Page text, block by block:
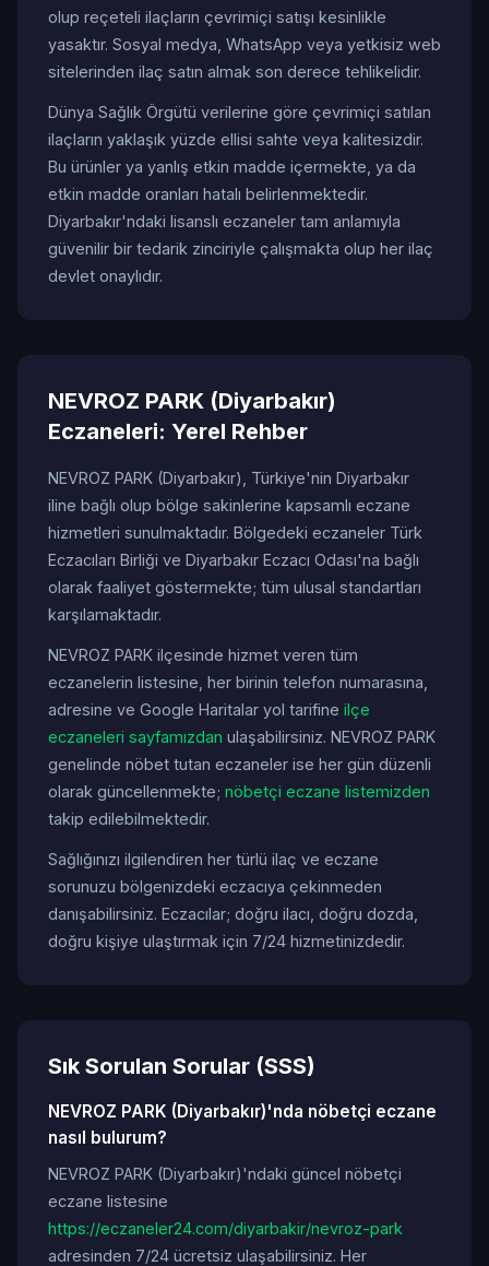
olup reçeteli ilaçların çevrimiçi satışı kesinlikle
yasaktır. Sosyal medya, WhatsApp veya yetkisiz web
sitelerinden ilaç satın almak son derece tehlikelidir.
Dünya Sağlık Örgütü verilerine göre çevrimiçi satılan
ilaçların yaklaşık yüzde ellisi sahte veya kalitesizdir.
Bu ürünler ya yanlış etkin madde içermekte, ya da
etkin madde oranları hatalı belirlenmektedir.
Diyarbakır'ndaki lisanslı eczaneler tam anlamıyla
güvenilir bir tedarik zinciriyle çalışmakta olup her ilaç
devlet onaylıdır.
NEVROZ PARK (Diyarbakır)
Eczaneleri: Yerel Rehber
NEVROZ PARK (Diyarbakır), Türkiye'nin Diyarbakır
iline bağlı olup bölge sakinlerine kapsamlı eczane
hizmetleri sunulmaktadır. Bölgedeki eczaneler Türk
Eczacıları Birliği ve Diyarbakır Eczacı Odası'na bağlı
olarak faaliyet göstermekte; tüm ulusal standartları
karşılamaktadır.
NEVROZ PARK ilçesinde hizmet veren tüm
eczanelerin listesine, her birinin telefon numarasına,
adresine ve Google Haritalar yol tarifine ilçe
eczaneleri sayfamızdan ulaşabilirsiniz. NEVROZ PARK
genelinde nöbet tutan eczaneler ise her gün düzenli
olarak güncellenmekte; nöbetçi eczane listemizden
takip edilebilmektedir.
Sağlığınızı ilgilendiren her türlü ilaç ve eczane
sorunuzu bölgenizdeki eczacıya çekinmeden
danışabilirsiniz. Eczacılar; doğru ilacı, doğru dozda,
doğru kişiye ulaştırmak için 7/24 hizmetinizdedir.
Sık Sorulan Sorular (SSS)
NEVROZ PARK (Diyarbakır)'nda nöbetçi eczane
nasıl bulurum?
NEVROZ PARK (Diyarbakır)'ndaki güncel nöbetçi
eczane listesine
https://eczaneler24.com/diyarbakir/nevroz-park
adresinden 7/24 ücretsiz ulaşabilirsiniz. Her